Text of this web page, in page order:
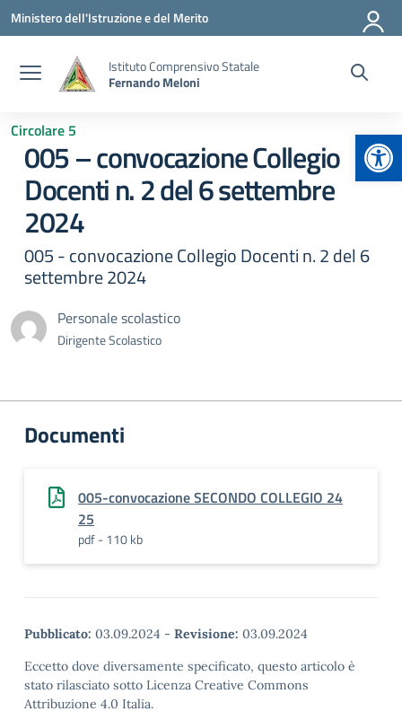
Vai ai contenuti
Vai al menu di navigazione
Vai al footer
Ministero dell'Istruzione e del Merito
Istituto Comprensivo Statale
Fernando Meloni
Circolare 5
005 – convocazione Collegio
Docenti n. 2 del 6 settembre
2024
005 - convocazione Collegio Docenti n. 2 del 6
settembre 2024
Personale scolastico
Dirigente Scolastico
Documenti
005-convocazione SECONDO COLLEGIO 24
25
pdf - 110 kb
Pubblicato: 03.09.2024 - Revisione: 03.09.2024
Eccetto dove diversamente specificato, questo articolo è
stato rilasciato sotto Licenza Creative Commons
Attribuzione 4.0 Italia.